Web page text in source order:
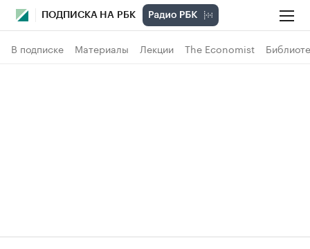
ПОДПИСКА НА РБК
В подписке Материалы Лекции The Economist